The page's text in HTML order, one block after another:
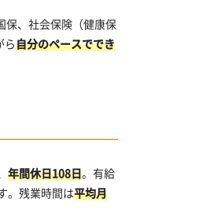
保、社会保険（健康保
ら自分のペースででき
年間休日108日。有給
。残業時間は平均月